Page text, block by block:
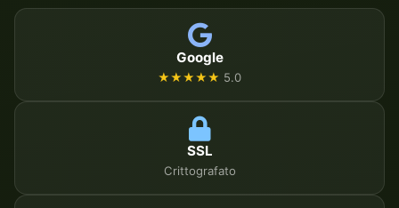
Google
★★★★★ 5.0
SSL
Crittografato